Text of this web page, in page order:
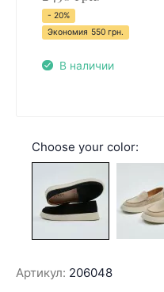
- 20%
Экономия 550 грн.
В наличии
Choose your color:
Артикул: 206048